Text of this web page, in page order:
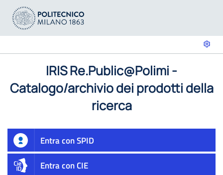
IRIS Re.Public@Polimi -
Catalogo/archivio dei prodotti della
ricerca
Entra con SPID
Entra con CIE